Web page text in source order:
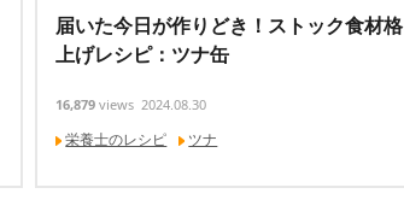
届いた今日が作りどき！ストック食材格
上げレシピ：ツナ缶
16,879 views 2024.08.30
栄養士のレシピ ツナ